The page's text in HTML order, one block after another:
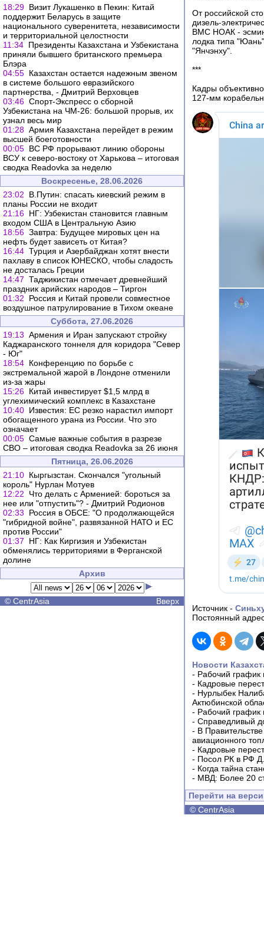
18:29 Визит Лукашенко в Пекин: Китай
поддержит Беларусь в защите
национального суверенитета, независимости
и территориальной целостности
11:34 Президенты Казахстана и Узбекистана
приняли бывшего британского премьера
Блэра
04:55 Казахстан остается надежным звеном
в системе большого евразийского
партнерства, - Дмитрий Верховцев
03:46 Cпорт-Экспресс о сборной
Узбекистана на ЧМ-26: большой прорыв, их
узнал весь мир
01:28 Армия Казахстана перейдет в режим
высшей боеготовности
00:05 ВС РФ прорывают линию обороны
ВСУ к северо-востоку от Харькова – итоговая
сводка Readovka за неделю
Воскресенье, 28.06.2026
23:02
В.Путин: спасать киевский режим в
планы России не входит
21:16 НГ: Узбекистан становится главным
входом США в Центральную Азию
18:56 Завтра: Будущее мировых цен на
нефть будет зависеть от Китая?
16:44 Турция и Азербайджан хотят внести
пахлаву в список ЮНЕСКО, чтобы сладость
не досталась Греции
14:47 Таджикистан отмечает древнейший
праздник арийских народов – Тиргон
01:32
Россия и Китай провели совместное
воздушное патрулирование в Тихом океане
Суббота, 27.06.2026
19:13 Армения и Иран запускают стройку
Каджаранского тоннеля для коридора "Север
- Юг"
18:54 Конференцию по борьбе с
экстремальной жарой в Лондоне отменили
из-за жары
15:26 Китай инвестирует $1,5 млрд в
углехимический комплекс в Казахстане
10:40 Известия: ЕС резко нарастил импорт
обогащенного урана из России. Что это
означает
00:05 Самые важные события в разрезе
СВО – итоговая сводка Readovka за 26 июня
Пятница, 26.06.2026
21:10 Кыргызстан. Скончался "угольный
король" Нурлан Мотуев
12:22
Что делать с Арменией: бороться за
нее или "отпустить"? - Дмитрий Родионов
02:33
Россия в ОБСЕ: "О продолжающейся
"гибридной войне", развязанной НАТО и ЕС
против России"
01:37
НГ: Как Киргизия и Узбекистан
обменялись территориями в Ферганской
долине
Архив
© CentrAsia Вверх
От российской
дизель-
ВМС НОАК -
лодка типа
"Янчэнху".
***
Кадры
127-мм
Источник -
Постоянный
Новости
- Рабочий график
- Кадровые
- Нурлыбек
Актюбинской
- Рабочий график
- Справедливый
- В
авиационного
- Кадровые
- Посол РК в РФ
- Когда тайна
- МВД: Более 20
Перейти на
© CentrAsia